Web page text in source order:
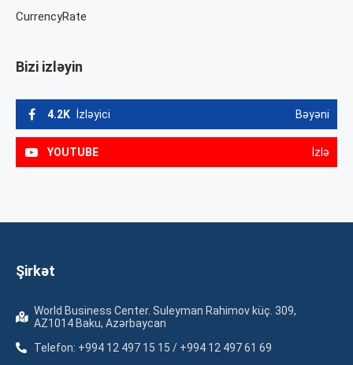
CurrencyRate
Bizi izləyin
4.2K İzləyici Bəyəni
YOUTUBE İzlə
Şirkət
World Business Center. Suleyman Rahimov küç. 309,
AZ1014 Baku, Azərbaycan
Telefon: +994 12 497 15 15 / +994 12 497 61 69